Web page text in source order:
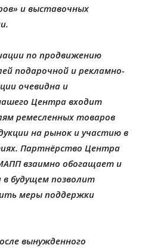
и выставочных
по продвижению
подарочной и рекламно-
очевидна и
Центра входит
ремесленных товаров
на рынок и участию в
Партнёрство Центра
взаимно обогащает и
в будущем позволит
меры поддержки
вынужденного